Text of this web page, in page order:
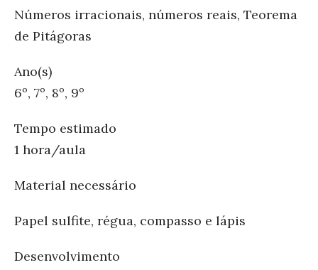
Números irracionais, números reais, Teorema
de Pitágoras
Ano(s)
6º, 7º, 8º, 9º
Tempo estimado
1 hora/aula
Material necessário
Papel sulfite, régua, compasso e lápis
Desenvolvimento